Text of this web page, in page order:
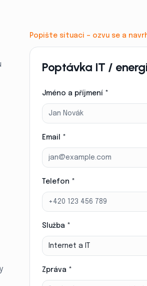
Popište situaci – ozvu se a
Poptávka IT /
Jméno a příjmení *
Email *
Telefon *
Služba *
Internet a IT
Zpráva *